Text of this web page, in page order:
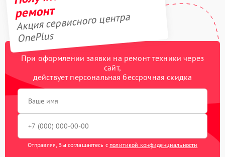
ремонт
Акция сервисного центра
OnePlus
При оформлении заявки на ремонт техники через
сайт,
действует персональная бессрочная скидка
Отправляя, Вы соглашаетесь с политикой конфиденциальности